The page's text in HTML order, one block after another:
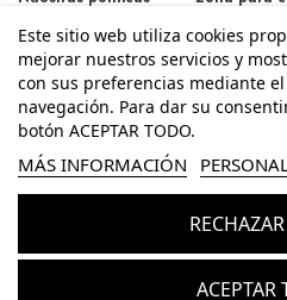
Términos y
condiciones
Política de
privacidad
Aviso legal
Accesibilidad
Iniciar
Mi cuenta
Historial de
Contacte
Guía Tallas
Este sitio web utiliza cookies
mejorar nuestros servicios y
con sus preferencias mediante
navegación. Para dar su
botón ACEPTAR TODO.
MÁS INFORMACIÓN
ACEPTAR